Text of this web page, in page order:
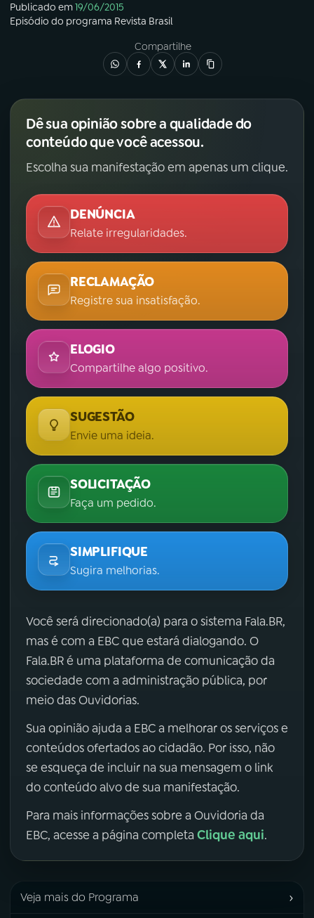
Publicado em19/06/2015
Episódio do programa Revista Brasil
Compartilhe
Dê sua opinião sobre a qualidade do
conteúdo que você acessou.
Escolha sua manifestação em apenas um clique.
DENÚNCIA
Relate irregularidades.
RECLAMAÇÃO
Registre sua insatisfação.
ELOGIO
Compartilhe algo positivo.
SUGESTÃO
Envie uma ideia.
SOLICITAÇÃO
Faça um pedido.
SIMPLIFIQUE
Sugira melhorias.
Você será direcionado(a) para o sistema Fala.BR,
mas é com a EBC que estará dialogando. O
Fala.BR é uma plataforma de comunicação da
sociedade com a administração pública, por
meio das Ouvidorias.
Sua opinião ajuda a EBC a melhorar os serviços e
conteúdos ofertados ao cidadão. Por isso, não
se esqueça de incluir na sua mensagem o link
do conteúdo alvo de sua manifestação.
Para mais informações sobre a Ouvidoria da
EBC, acesse a página completa Clique aqui.
Veja mais do Programa ›